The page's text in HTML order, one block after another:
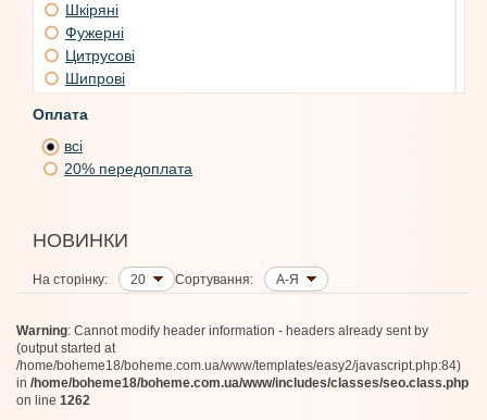
Etat Libre d'Orange
Fragrance Du Bois
Tauer
Rosendo Mateu
Thomas de Monaco
Fugazzi
Nasomatto
Scentologia
Pernoire
Perris Monte Carlo
Jeroboam
Filippo Sorcinelli
The House of Oud
The Different Company
Bottega Veneta
Jean Paul Gaultier
Liis
75 мл
30 мл
50 мл
5 мл
50 мл
15 мл
70 мл
200 мл (Refill)
60 мл
6 мл
30 мл
Шкіряні
Фужерні
Цитрусові
Шипрові
Оплата
всі
20% передоплата
НОВИНКИ
На сторінку: 20 Сортування: А-Я
Warning: Cannot modify header information - headers already sent by
(output started at
/home/boheme18/boheme.com.ua/www/templates/easy2/javascript.php:84)
in /home/boheme18/boheme.com.ua/www/includes/classes/seo.class.php
on line 1262